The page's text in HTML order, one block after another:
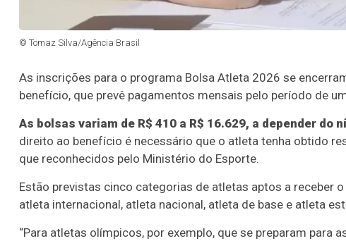
© Tomaz Silva/Agência Brasil
As inscrições para o programa Bolsa Atleta 2026 se
benefício, que prevê pagamentos mensais pelo período de
As bolsas variam de R$ 410 a R$ 16.629, a depender
direito ao benefício é necessário que o atleta tenha obtido
que reconhecidos pelo Ministério do Esporte.
Estão previstas cinco categorias de atletas aptos a receber
atleta internacional, atleta nacional, atleta de base e atleta
“Para atletas olímpicos, por exemplo, que se preparam para